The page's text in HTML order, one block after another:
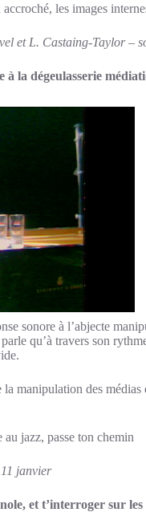
les images
et L. Castaing-Taylor –
à la dégeulasserie
sonore à l’abjecte
qu’à travers son
manipulation des médias
jazz, passe ton chemin
janvier
et t’interroger sur